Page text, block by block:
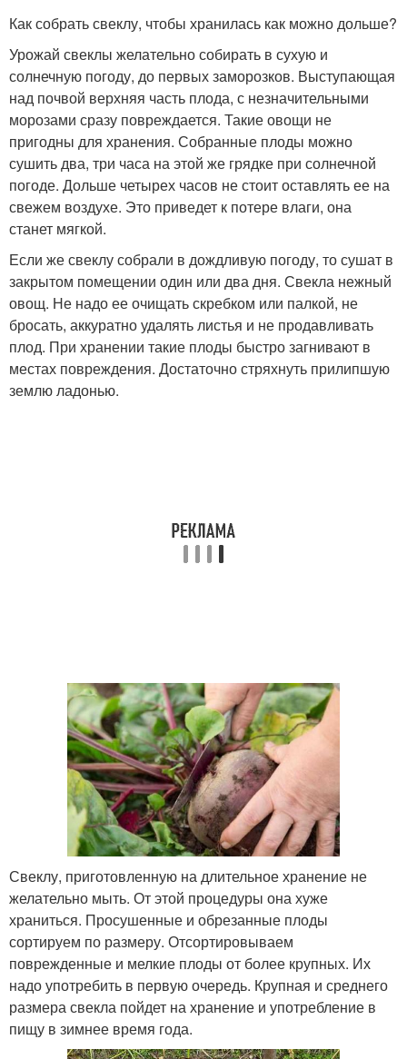
Как собрать свеклу, чтобы хранилась как можно дольше?
Урожай свеклы желательно собирать в сухую и
солнечную погоду, до первых заморозков. Выступающая
над почвой верхняя часть плода, с незначительными
морозами сразу повреждается. Такие овощи не
пригодны для хранения. Собранные плоды можно
сушить два, три часа на этой же грядке при солнечной
погоде. Дольше четырех часов не стоит оставлять ее на
свежем воздухе. Это приведет к потере влаги, она
станет мягкой.
Если же свеклу собрали в дождливую погоду, то сушат в
закрытом помещении один или два дня. Свекла нежный
овощ. Не надо ее очищать скребком или палкой, не
бросать, аккуратно удалять листья и не продавливать
плод. При хранении такие плоды быстро загнивают в
местах повреждения. Достаточно стряхнуть прилипшую
землю ладонью.
Свеклу, приготовленную на длительное хранение не
желательно мыть. От этой процедуры она хуже
храниться. Просушенные и обрезанные плоды
сортируем по размеру. Отсортировываем
поврежденные и мелкие плоды от более крупных. Их
надо употребить в первую очередь. Крупная и среднего
размера свекла пойдет на хранение и употребление в
пищу в зимнее время года.